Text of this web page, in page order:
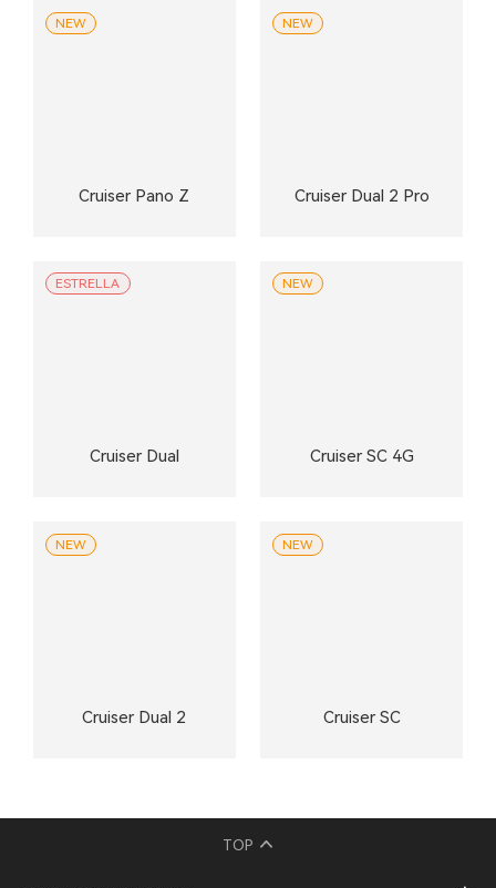
Cruiser Pano Z
NEW
Cruiser Dual 2 Pro
NEW
Cruiser Dual
ESTRELLA
Cruiser SC 4G
NEW
Cruiser Dual 2
NEW
Cruiser SC
NEW
TOP